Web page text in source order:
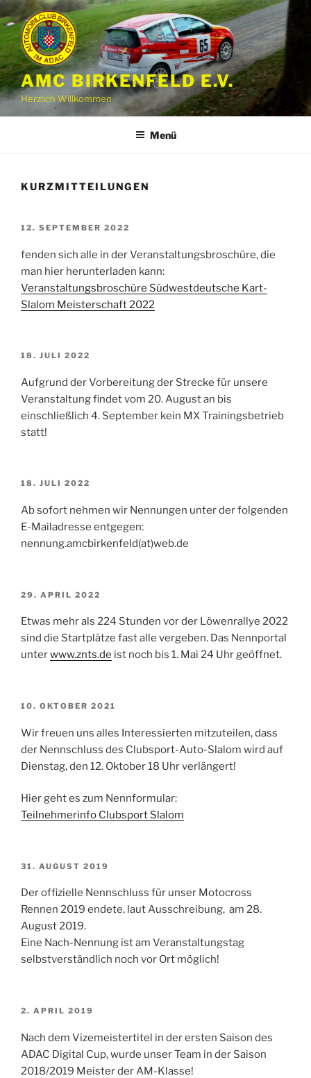
Zum
Inhalt
springen
AMC BIRKENFELD E.V.
Herzlich Willkommen
Menü
KURZMITTEILUNGEN
VERÖFFENTLICHT
12. SEPTEMBER 2022
fenden sich alle in der Veranstaltungsbroschüre, die
man hier herunterladen kann:
Veranstaltungsbroschüre Südwestdeutsche Kart-
Slalom Meisterschaft 2022
VERÖFFENTLICHT
18. JULI 2022
Aufgrund der Vorbereitung der Strecke für unsere
Veranstaltung findet vom 20. August an bis
einschließlich 4. September kein MX Trainingsbetrieb
statt!
VERÖFFENTLICHT
18. JULI 2022
Ab sofort nehmen wir Nennungen unter der folgenden
E-Mailadresse entgegen:
nennung.amcbirkenfeld(at)web.de
VERÖFFENTLICHT
29. APRIL 2022
Etwas mehr als 224 Stunden vor der Löwenrallye 2022
sind die Startplätze fast alle vergeben. Das Nennportal
unterwww.znts.de ist noch bis 1. Mai 24 Uhr geöffnet.
VERÖFFENTLICHT
10. OKTOBER 2021
Wir freuen uns alles Interessierten mitzuteilen, dass
der Nennschluss des Clubsport-Auto-Slalom wird auf
Dienstag, den 12. Oktober 18 Uhr verlängert!
Hier geht es zum Nennformular:
Teilnehmerinfo Clubsport Slalom
VERÖFFENTLICHT
31. AUGUST 2019
Der offizielle Nennschluss für unser Motocross
Rennen 2019 endete, laut Ausschreibung, am 28.
August 2019.
Eine Nach-Nennung ist am Veranstaltungstag
selbstverständlich noch vor Ort möglich!
VERÖFFENTLICHT
2. APRIL 2019
Nach dem Vizemeistertitel in der ersten Saison des
ADAC Digital Cup, wurde unser Team in der Saison
2018/2019 Meister der AM-Klasse!